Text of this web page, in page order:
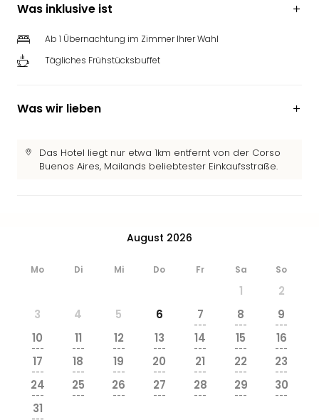
Was inklusive ist
Ab 1 Übernachtung im Zimmer Ihrer Wahl
Tägliches Frühstücksbuffet
Was wir lieben
Das Hotel liegt nur etwa 1km entfernt von der Corso
Buenos Aires, Mailands beliebtester Einkaufsstraße.
August 2026
Mo Di Mi Do Fr Sa So
1
2
3
4 5 6 7
---
8
---
9
---
10
---
11
---
12
---
13
---
14
---
15
---
16
---
17
---
18
---
19
---
20
---
21
---
22
---
23
---
24
---
25
---
26
---
27
---
28
---
29
---
30
---
31